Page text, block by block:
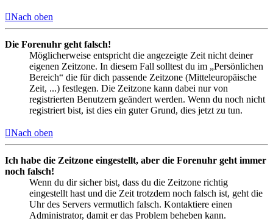
Nach oben
Die Forenuhr geht falsch!
Möglicherweise entspricht die angezeigte Zeit nicht deiner
eigenen Zeitzone. In diesem Fall solltest du im „Persönlichen
Bereich“ die für dich passende Zeitzone (Mitteleuropäische
Zeit, ...) festlegen. Die Zeitzone kann dabei nur von
registrierten Benutzern geändert werden. Wenn du noch nicht
registriert bist, ist dies ein guter Grund, dies jetzt zu tun.
Nach oben
Ich habe die Zeitzone eingestellt, aber die Forenuhr geht immer
noch falsch!
Wenn du dir sicher bist, dass du die Zeitzone richtig
eingestellt hast und die Zeit trotzdem noch falsch ist, geht die
Uhr des Servers vermutlich falsch. Kontaktiere einen
Administrator, damit er das Problem beheben kann.